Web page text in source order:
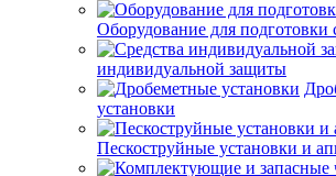
Оборудование для подготовки
индивидуальной защиты
установки
Пескоструйные установки и